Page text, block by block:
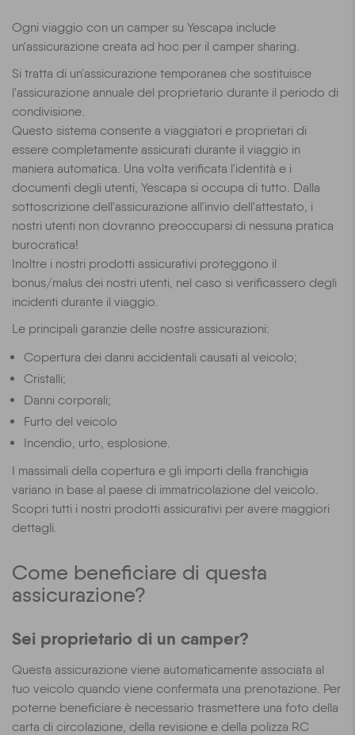
Ogni viaggio con un camper su Yescapa include
un'assicurazione creata ad hoc per il camper sharing.
Si tratta di un'assicurazione temporanea che sostituisce
l'assicurazione annuale del proprietario durante il periodo di
condivisione.
Questo sistema consente a viaggiatori e proprietari di
essere completamente assicurati durante il viaggio in
maniera automatica. Una volta verificata l'identità e i
documenti degli utenti, Yescapa si occupa di tutto. Dalla
sottoscrizione dell'assicurazione all'invio dell'attestato, i
nostri utenti non dovranno preoccuparsi di nessuna pratica
burocratica!
Inoltre i nostri prodotti assicurativi proteggono il
bonus/malus dei nostri utenti, nel caso si verificassero degli
incidenti durante il viaggio.
Le principali garanzie delle nostre assicurazioni:
Copertura dei danni accidentali causati al veicolo;
Cristalli;
Danni corporali;
Furto del veicolo
Incendio, urto, esplosione.
I massimali della copertura e gli importi della franchigia
variano in base al paese di immatricolazione del veicolo.
Scopri tutti i nostri prodotti assicurativi per avere maggiori
dettagli.
Come beneficiare di questa
assicurazione?
Sei proprietario di un camper?
Questa assicurazione viene automaticamente associata al
tuo veicolo quando viene confermata una prenotazione. Per
poterne beneficiare è necessario trasmettere una foto della
carta di circolazione, della revisione e della polizza RC